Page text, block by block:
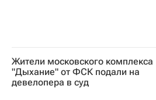
Жители московского комплекса
"Дыхание" от ФСК подали на
девелопера в суд